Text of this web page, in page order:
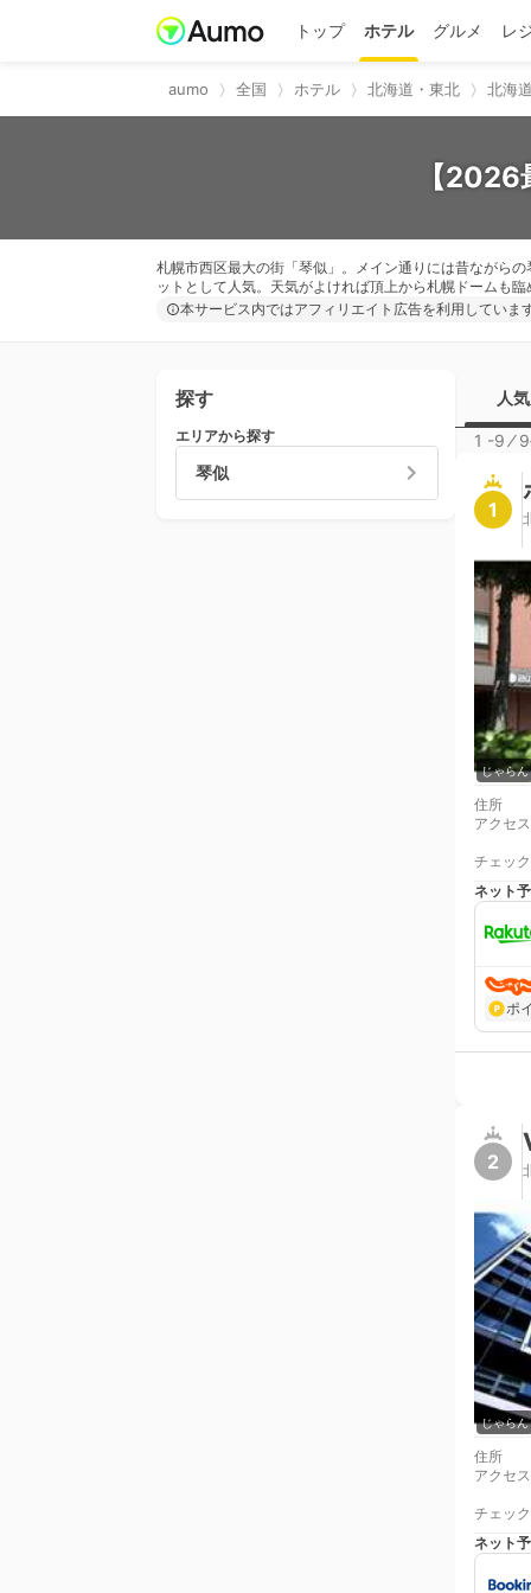
トップ ホテル グルメ レ
aumo 全国 ホテル 北海道・東北 北海
【
札幌市西区最大の街「琴似」。メイン通りには昔ながら
ットとして人気。天気がよければ頂上から札幌ドームも
本サービス内ではアフィリエイト広告を利用していま
探す
エリアから探す
琴似
人
1 -9 ⁄9
1
じゃらん
住所
アクセス
チェッ
ネット
ポ
2
じゃらん
住所
アクセス
チェッ
ネット